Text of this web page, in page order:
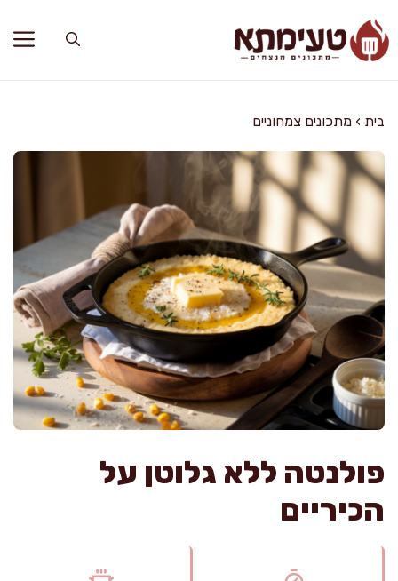
לתוכן
בית › מתכונים צמחוניים
פולנטה ללא גלוטן על
הכיריים